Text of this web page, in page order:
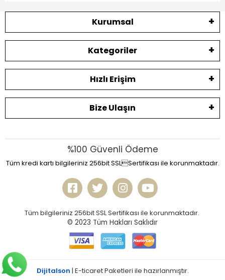
Kurumsal
Kategoriler
Hızlı Erişim
Bize Ulaşın
%100 Güvenli Ödeme
Tüm kredi kartı bilgileriniz 256bit SSLSertifikası ile korunmaktadır.
Tüm bilgileriniz 256bit SSL Sertifikası ile korunmaktadır.
© 2023 Tüm Hakları Saklıdır
Dijitalson | E-ticaret Paketleri ile hazırlanmıştır.